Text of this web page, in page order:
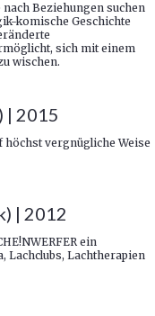
Beziehungen suchen
komische Geschichte
sich mit einem
wischen.
| 2015
höchst vergnügliche Weise
| 2012
ein
Lachclubs, Lachtherapien